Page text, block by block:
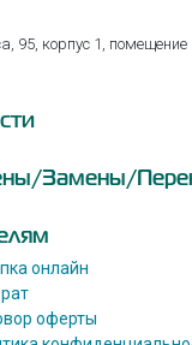
95, корпус 1, помещение
Замены/
онлайн
оферты